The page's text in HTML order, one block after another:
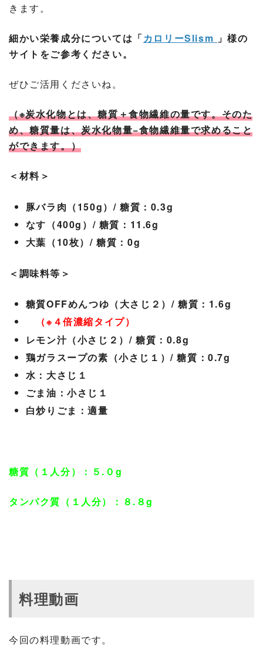
きます。
細かい栄養成分については「カロリーSlism 」様の
サイトをご参考ください。
ぜひご活用くださいね。
（※炭水化物とは、糖質＋食物繊維の量です。そのた
め、糖質量は、炭水化物量−食物繊維量で求めること
ができます。）
＜材料＞
豚バラ肉（150g）/ 糖質：0.3g
なす（400g）/ 糖質：11.6g
大葉（10枚）/ 糖質：0g
＜調味料等＞
糖質OFFめんつゆ（大さじ２）/ 糖質：1.6g
（※４倍濃縮タイプ）
レモン汁（小さじ２）/ 糖質：0.8g
鶏ガラスープの素（小さじ１）/ 糖質：0.7g
水：大さじ１
ごま油：小さじ１
白炒りごま：適量
糖質（１人分）：５.０g
タンパク質（１人分）：８.８g
料理動画
今回の料理動画です。